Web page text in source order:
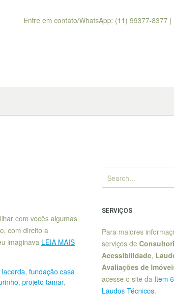
Entre em contato/WhatsApp: (11) 99377-8377 |
com vocês algumas
com direito a
imaginava LEIA MAIS
, fundação casa
, projeto tamar,
SERVIÇOS
Para maiores
serviços de
Acessibilidade,
Avaliações de
acesse o site da Item
Laudos Técnicos.